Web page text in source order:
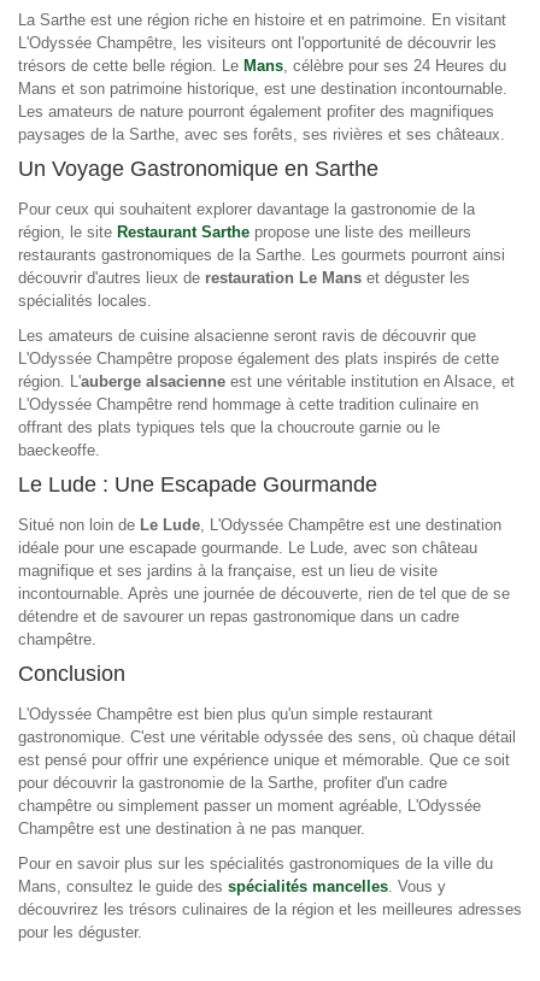
La Sarthe est une région riche en histoire et en patrimoine. En visitant
L'Odyssée Champêtre, les visiteurs ont l'opportunité de découvrir les
trésors de cette belle région. Le Mans, célèbre pour ses 24 Heures du
Mans et son patrimoine historique, est une destination incontournable.
Les amateurs de nature pourront également profiter des magnifiques
paysages de la Sarthe, avec ses forêts, ses rivières et ses châteaux.
Un Voyage Gastronomique en Sarthe
Pour ceux qui souhaitent explorer davantage la gastronomie de la
région, le site Restaurant Sarthe propose une liste des meilleurs
restaurants gastronomiques de la Sarthe. Les gourmets pourront ainsi
découvrir d'autres lieux de restauration Le Mans et déguster les
spécialités locales.
Les amateurs de cuisine alsacienne seront ravis de découvrir que
L'Odyssée Champêtre propose également des plats inspirés de cette
région. L'auberge alsacienne est une véritable institution en Alsace, et
L'Odyssée Champêtre rend hommage à cette tradition culinaire en
offrant des plats typiques tels que la choucroute garnie ou le
baeckeoffe.
Le Lude : Une Escapade Gourmande
Situé non loin de Le Lude, L'Odyssée Champêtre est une destination
idéale pour une escapade gourmande. Le Lude, avec son château
magnifique et ses jardins à la française, est un lieu de visite
incontournable. Après une journée de découverte, rien de tel que de se
détendre et de savourer un repas gastronomique dans un cadre
champêtre.
Conclusion
L'Odyssée Champêtre est bien plus qu'un simple restaurant
gastronomique. C'est une véritable odyssée des sens, où chaque détail
est pensé pour offrir une expérience unique et mémorable. Que ce soit
pour découvrir la gastronomie de la Sarthe, profiter d'un cadre
champêtre ou simplement passer un moment agréable, L'Odyssée
Champêtre est une destination à ne pas manquer.
Pour en savoir plus sur les spécialités gastronomiques de la ville du
Mans, consultez le guide des spécialités mancelles. Vous y
découvrirez les trésors culinaires de la région et les meilleures adresses
pour les déguster.